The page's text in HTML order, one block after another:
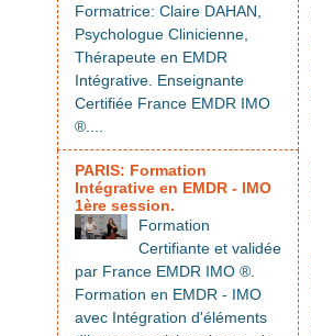
Formatrice: Claire DAHAN,
Psychologue Clinicienne,
Thérapeute en EMDR
Intégrative. Enseignante
Certifiée France EMDR IMO
®....
PARIS: Formation
Intégrative en EMDR - IMO
1ère session.
Formation
Certifiante et validée
par France EMDR IMO ®.
Formation en EMDR - IMO
avec Intégration d'éléments